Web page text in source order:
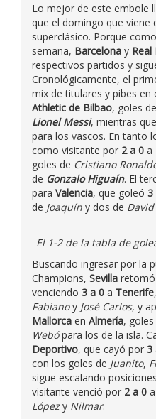
Lo mejor de este embole
que el domingo que viene
superclásico. Porque
semana, Barcelona y Real
respectivos partidos y
Cronológicamente, el
mix de titulares y pibes en
Athletic de Bilbao, goles de
Lionel Messi, mientras que
para los vascos. En tanto
como visitante por 2 a 0 a
goles de Cristiano
de Gonzalo Higuaín. El
para Valencia, que goleó 3
de Joaquín y dos de
El 1-2 de la tabla de
Buscando ingresar por la
Champions, Sevilla
venciendo 3 a 0 a Tenerife
Fabianoy José Carlos, y
Mallorca en Almería, goles
Webópara los de la isla.
Deportivo, que cayó por 3
con los goles de Juanito,
sigue escalando
visitante venció por 2 a 0 a
Lópezy Nilmar.